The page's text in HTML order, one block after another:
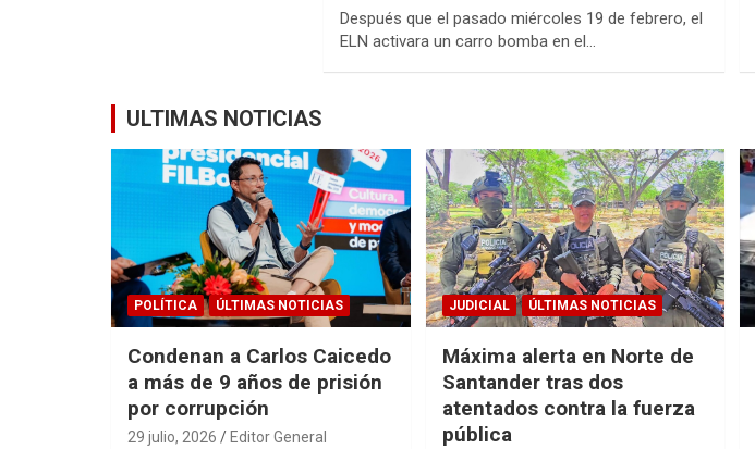
Después que el pasado miércoles 19 de febrero, el
ELN activara un carro bomba en el…
ULTIMAS NOTICIAS
POLÍTICA ÚLTIMAS NOTICIAS
Condenan a Carlos Caicedo
a más de 9 años de prisión
por corrupción
29 julio, 2026 Editor General
JUDICIAL ÚLTIMAS NOTICIAS
Máxima alerta en Norte de
Santander tras dos
atentados contra la fuerza
pública